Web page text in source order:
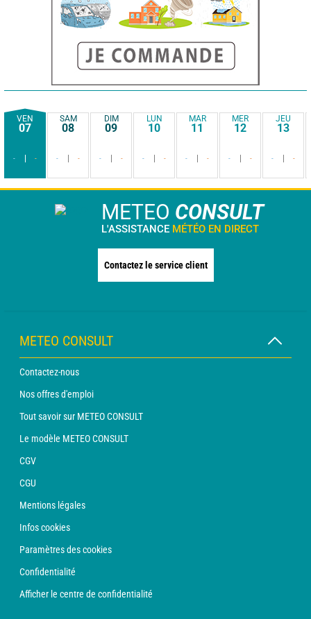
VEN
07
- -
SAM
08
- -
DIM
09
- -
LUN
10
- -
MAR
11
- -
MER
12
- -
JEU
13
- -
METEO CONSULT
L'ASSISTANCE MÉTÉO EN DIRECT
Contactez le service client
METEO CONSULT
Contactez-nous
Nos offres d'emploi
Tout savoir sur METEO CONSULT
Le modèle METEO CONSULT
CGV
CGU
Mentions légales
Infos cookies
Paramètres des cookies
Confidentialité
Afficher le centre de confidentialité